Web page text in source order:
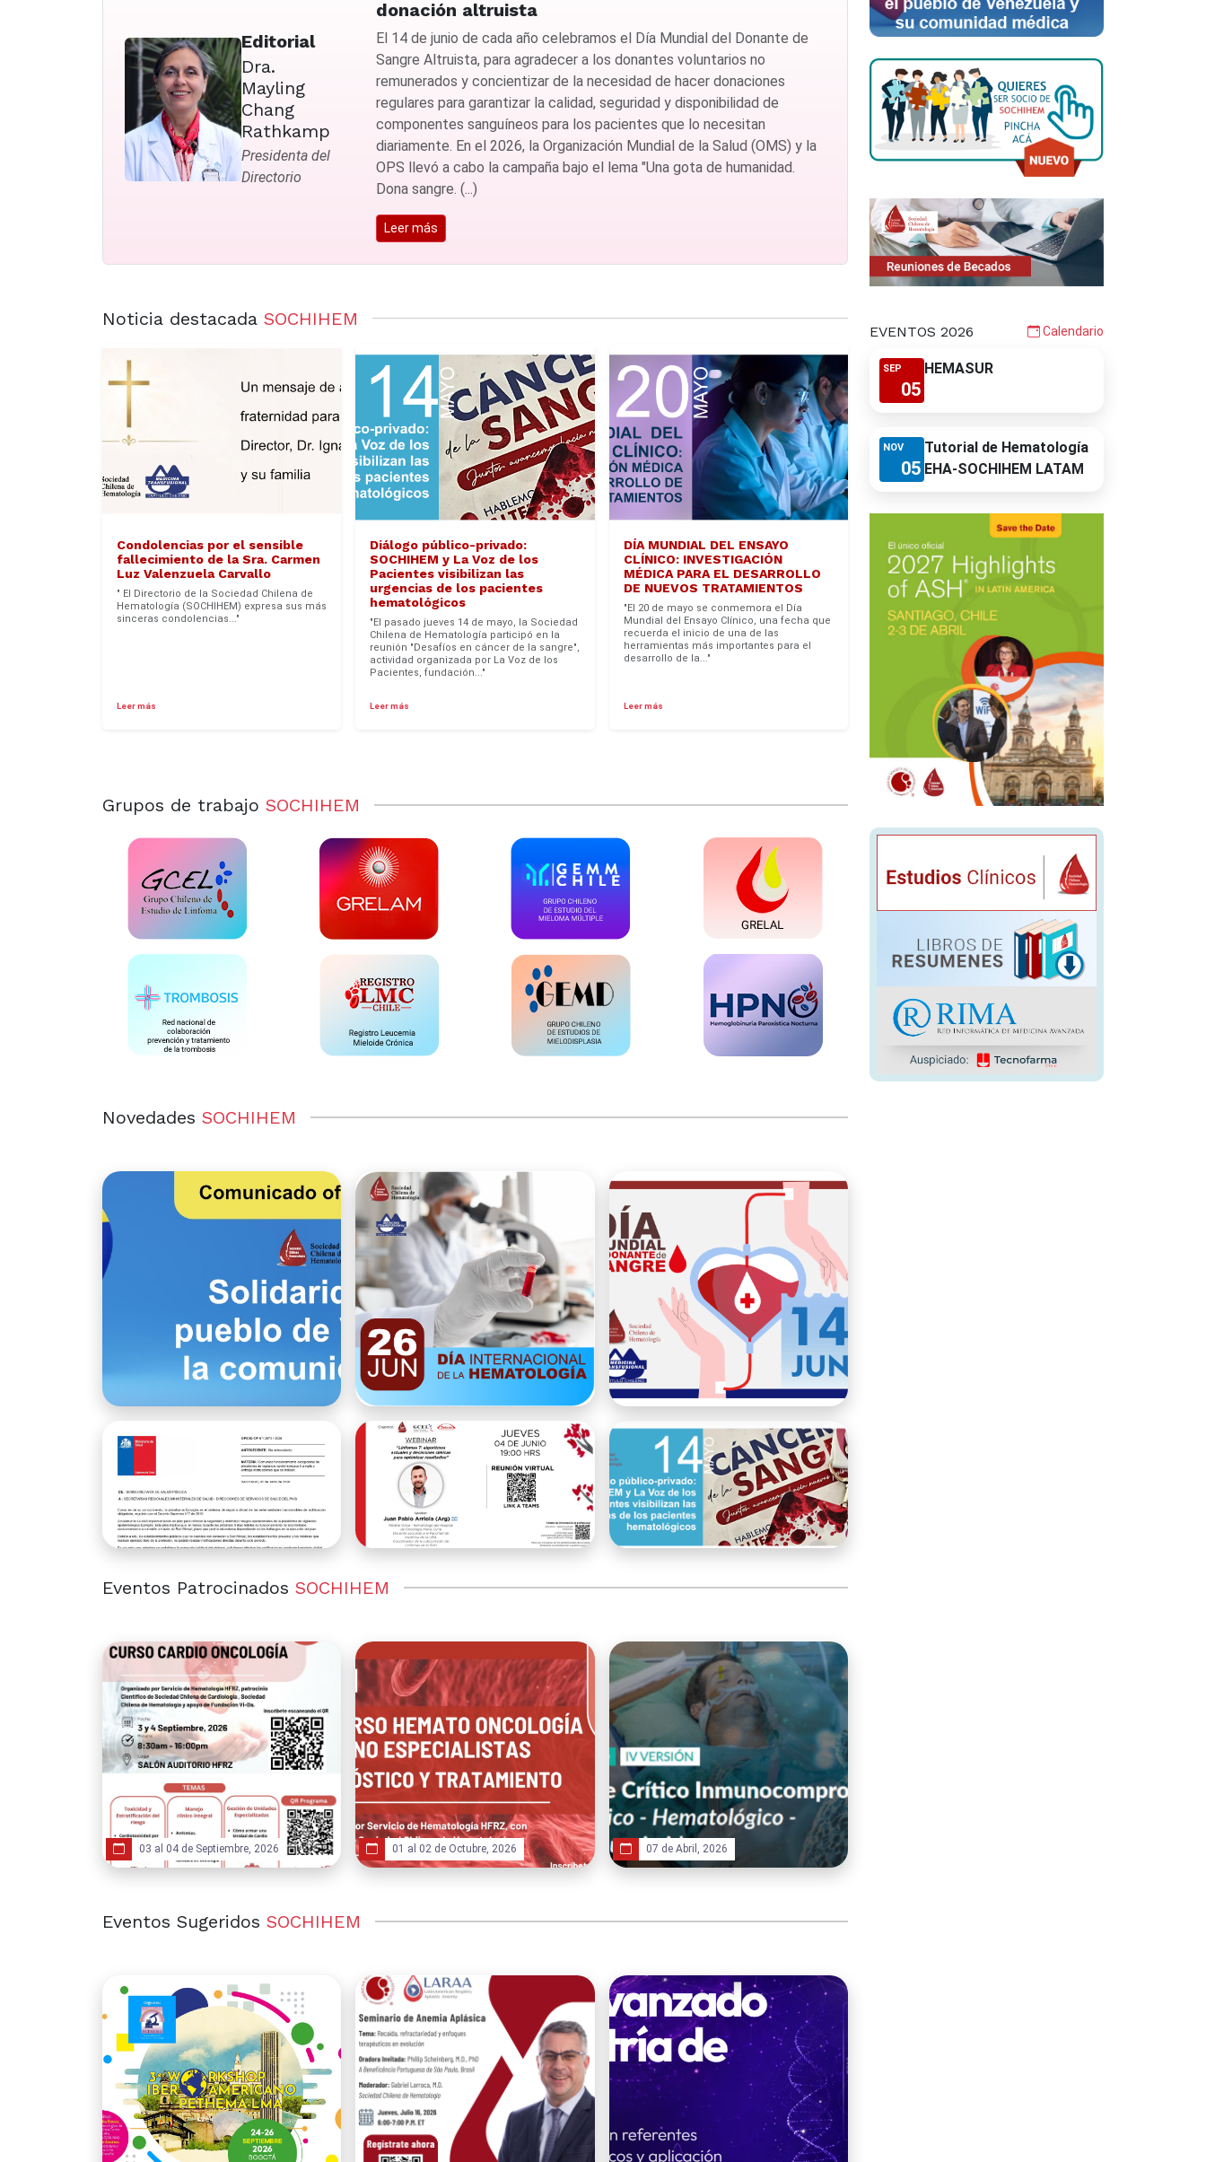
Editorial
Dra.
Mayling
Chang
Rathkamp
Presidenta del
Directorio
donación altruista
El 14 de junio de cada año celebramos el Día Mundial del Donante de
Sangre Altruista, para agradecer a los donantes voluntarios no
remunerados y concientizar de la necesidad de hacer donaciones
regulares para garantizar la calidad, seguridad y disponibilidad de
componentes sanguíneos para los pacientes que lo necesitan
diariamente. En el 2026, la Organización Mundial de la Salud (OMS) y la
OPS llevó a cabo la campaña bajo el lema "Una gota de humanidad.
Dona sangre. (...)
Leer más
Noticia destacada SOCHIHEM
Condolencias por el sensible
fallecimiento de la Sra. Carmen
Luz Valenzuela Carvallo
" El Directorio de la Sociedad Chilena de
Hematología (SOCHIHEM) expresa sus más
sinceras condolencias..."
Leer más
Diálogo público-privado:
SOCHIHEM y La Voz de los
Pacientes visibilizan las
urgencias de los pacientes
hematológicos
"El pasado jueves 14 de mayo, la Sociedad
Chilena de Hematología participó en la
reunión "Desafíos en cáncer de la sangre",
actividad organizada por La Voz de los
Pacientes, fundación..."
Leer más
DÍA MUNDIAL DEL ENSAYO
CLÍNICO: INVESTIGACIÓN
MÉDICA PARA EL DESARROLLO
DE NUEVOS TRATAMIENTOS
"El 20 de mayo se conmemora el Día
Mundial del Ensayo Clínico, una fecha que
recuerda el inicio de una de las
herramientas más importantes para el
desarrollo de la..."
Leer más
Grupos de trabajo SOCHIHEM
Novedades SOCHIHEM
Eventos Patrocinados SOCHIHEM
03 al 04 de Septiembre, 2026 01 al 02 de Octubre, 2026 07 de Abril, 2026
Eventos Sugeridos SOCHIHEM
EVENTOS 2026 Calendario
SEP
05
HEMASUR
NOV
05
Tutorial de Hematología
EHA-SOCHIHEM LATAM